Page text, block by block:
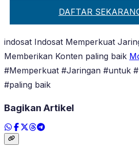
DAFTAR
indosat Indosat Memperkuat
Memberikan Konten paling baik
#Memperkuat #Jaringan #untuk
#paling baik
Bagikan Artikel